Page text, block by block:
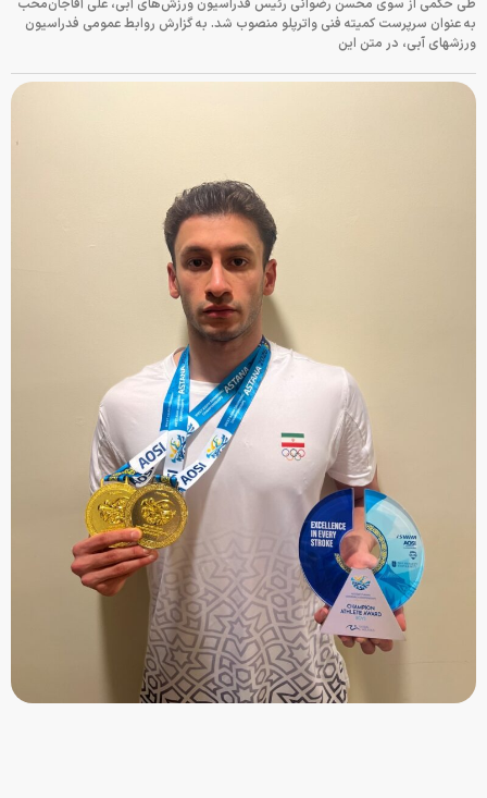
طی حکمی از سوی محسن رضوانی رئیس فدراسیون ورزش‌های آبی، علی آقاجان‌محب
به عنوان سرپرست کمیته فنی واترپلو منصوب شد. به گزارش روابط عمومی فدراسیون
ورزشهای آبی، در متن این